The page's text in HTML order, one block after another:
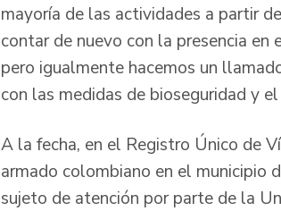
mayoría de las actividades a partir
contar de nuevo con la presencia
pero igualmente hacemos un
con las medidas de bioseguridad y
A la fecha, en el Registro Único de
armado colombiano en el municipio
sujeto de atención por parte de la